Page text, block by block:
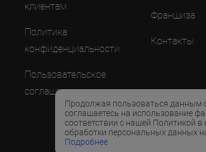
Продолжая пользоваться данным
соглашаетесь на использование
соответствии с нашей Политикой в
обработки персональных данных
Подробнее
клиентам
Политика
конфиденциальности
Пользовательское
соглашение
Франшиза
Контакты